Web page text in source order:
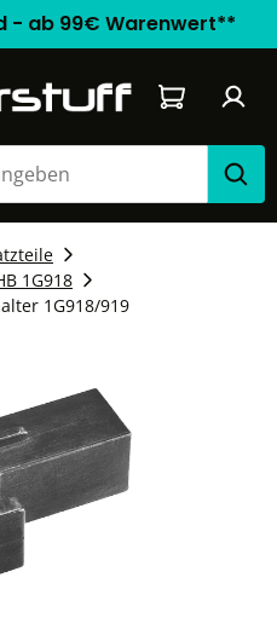
- ab 99€ Warenwert**
Warenkorb
1G918
1G918/919